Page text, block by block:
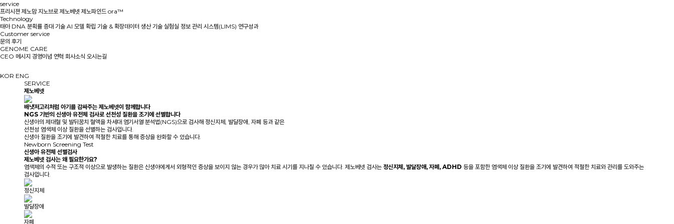
service
프리시젼 제노맘 지노브로 제노베넷 제노파인드 ora™
Technology
태아 DNA 분획률 증대 기술 AI 모델 확립 기술 & 확장데이터 생산 기술 실험실 정보 관리 시스템(LIMS) 연구성과
Customer service
문의 후기
GENOME CARE
CEO 메시지 경영이념 연혁 회사소식 오시는길
KOR ENG
SERVICE
제노베넷
배냇저고리처럼 아기를 감싸주는 제노베넷이 함께합니다
NGS 기반의 신생아 유전체 검사로 선천성 질환을 조기에 선별합니다
신생아의 제대혈 및 발뒤꿈치 혈액을 차세대 염기서열 분석법(NGS)으로 검사해 정신지체, 발달장애, 자폐 등과 같은
선천성 염색체 이상 질환을 선별하는 검사입니다.
신생아 질환을 조기에 발견하여 적절한 치료를 통해 증상을 완화할 수 있습니다.
Newborn Screening Test
신생아유전체 선별검사
제노베넷 검사는 왜 필요한가요?
염색체의 수적 또는 구조적 이상으로 발생하는 질환은 신생아에게서 외형적인 증상을 보이지 않는 경우가 많아 치료 시기를 지나칠 수 있습니다. 제노베넷 검사는 정신지체, 발달장애, 자폐, ADHD 등을 포함한 염색체 이상 질환을 조기에 발견하여 적절한 치료와 관리를 도와주는
검사입니다.
정신지체
발달장애
자폐